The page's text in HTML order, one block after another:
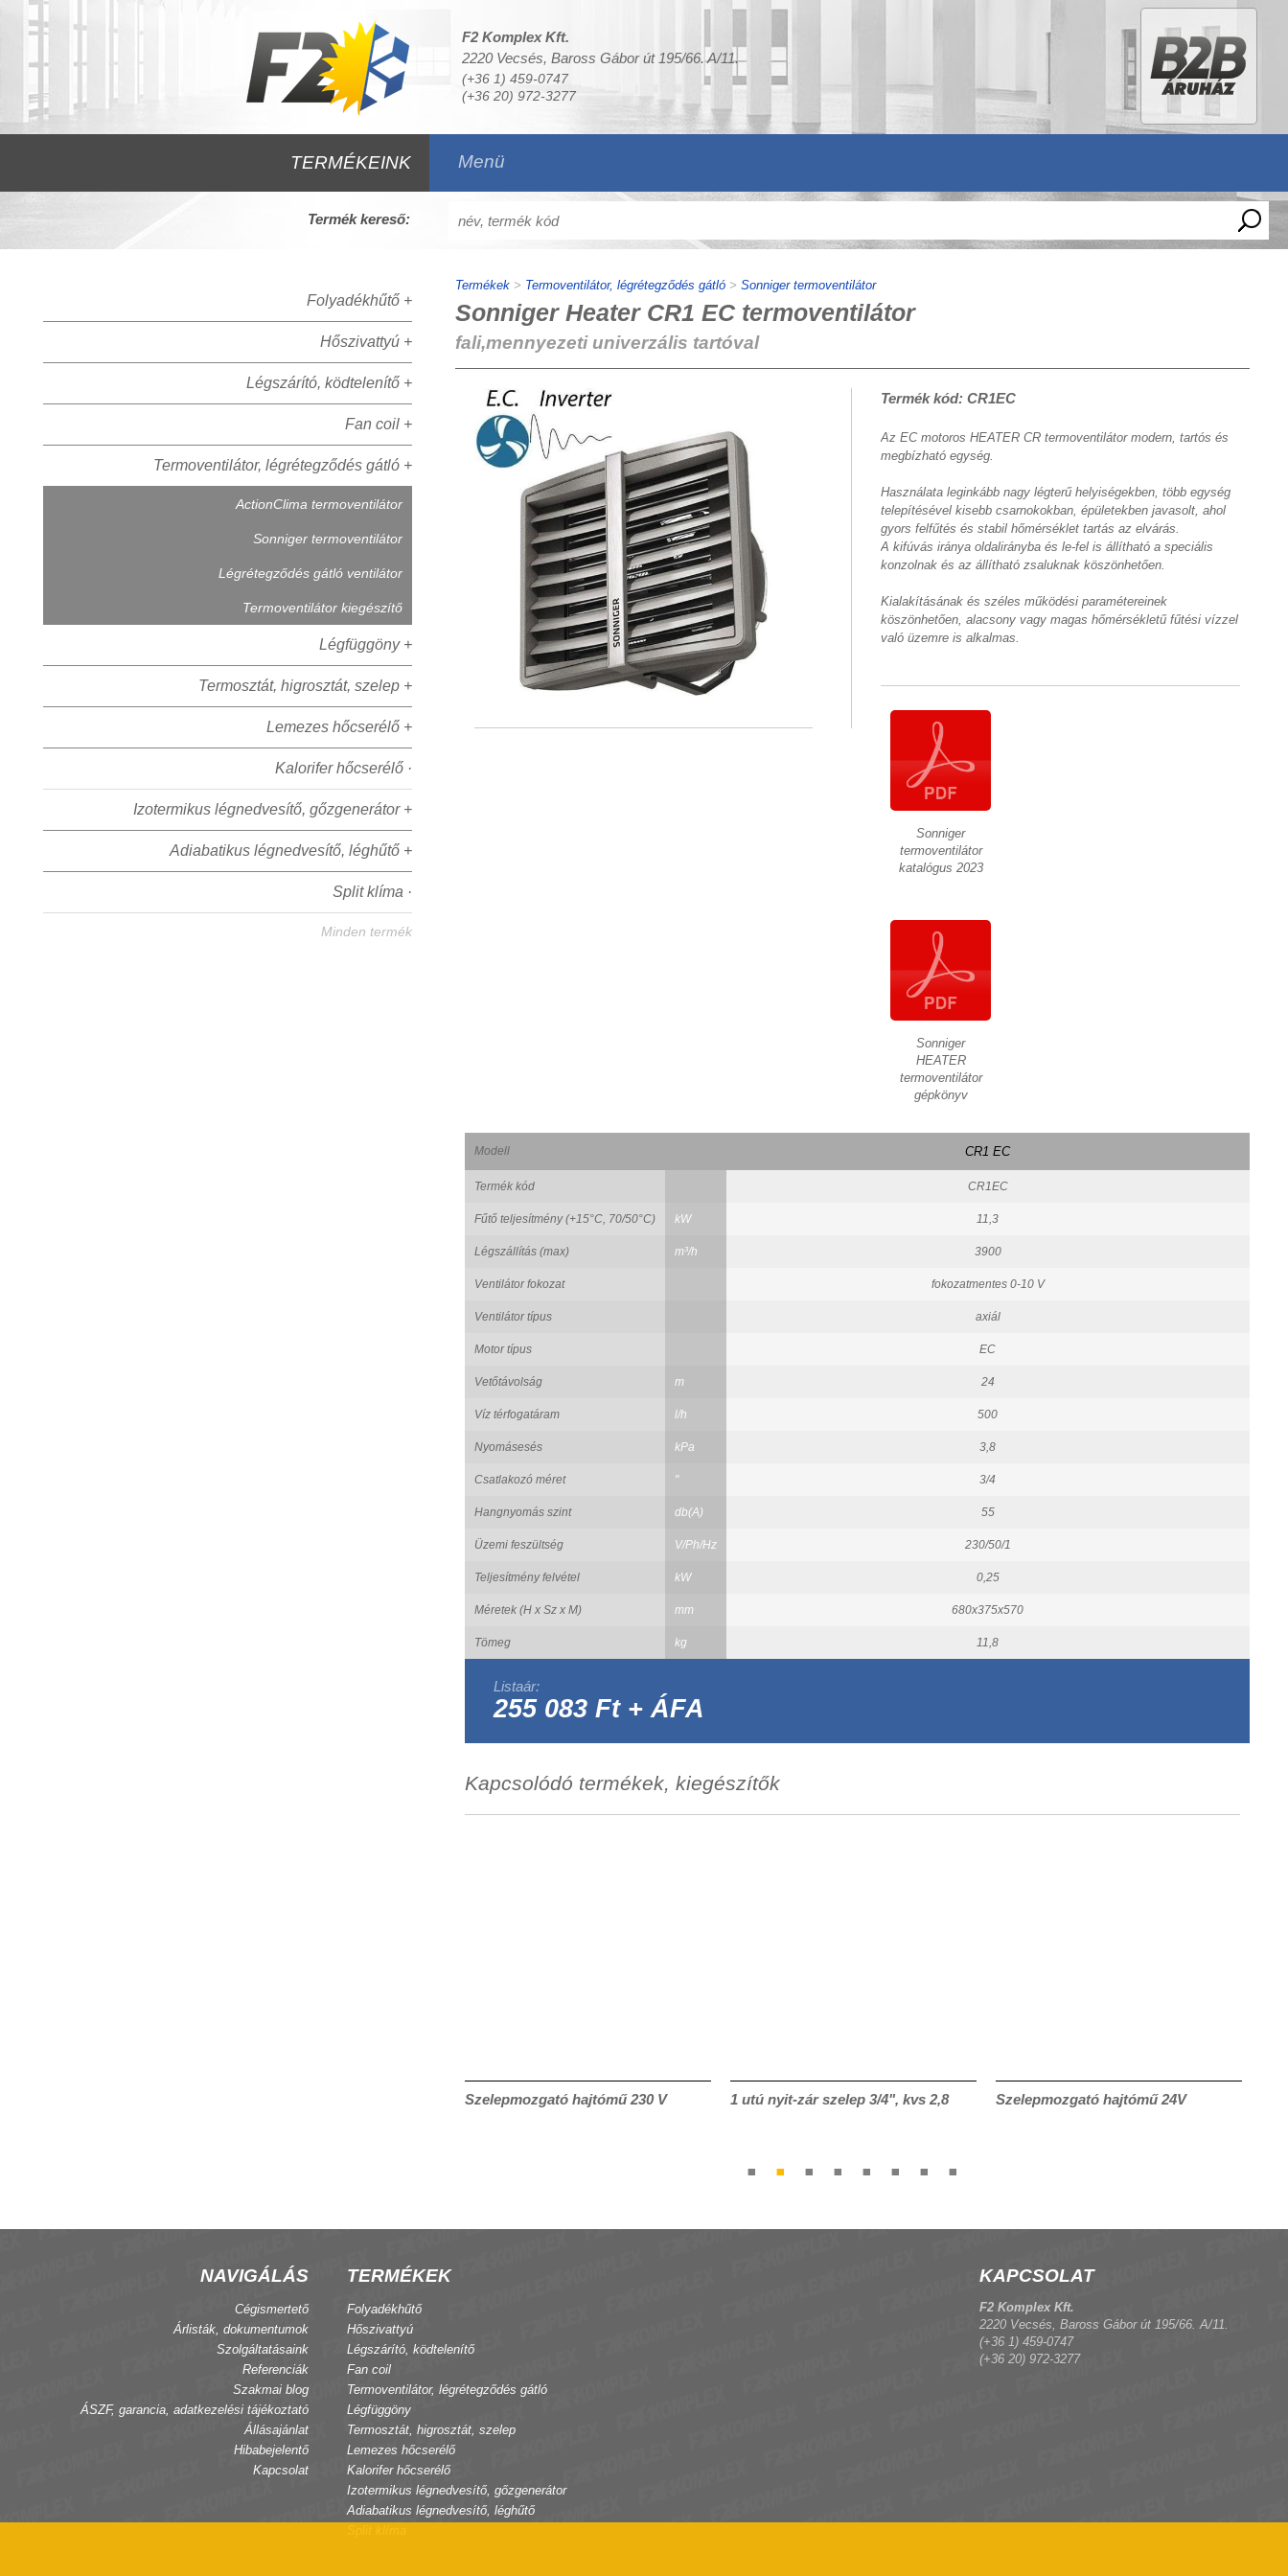
F2 Komplex Kft.
2220 Vecsés, Baross Gábor út 195/66. A/11.
(+36 1) 459-0747
(+36 20) 972-3277
TERMÉKEINK Menü
Termék kereső:
Folyadékhűtő +
Hőszivattyú +
Légszárító, ködtelenítő +
Fan coil +
Termoventilátor, légrétegződés gátló +
ActionClima termoventilátor
Sonniger termoventilátor
Légrétegződés gátló ventilátor
Termoventilátor kiegészítő
Légfüggöny +
Termosztát, higrosztát, szelep +
Lemezes hőcserélő +
Kalorifer hőcserélő ·
Izotermikus légnedvesítő, gőzgenerátor +
Adiabatikus légnedvesítő, léghűtő +
Split klíma ·
Minden termék
Termékek> Termoventilátor, légrétegződés gátló> Sonniger termoventilátor
Sonniger Heater CR1 EC termoventilátor
fali,mennyezeti univerzális tartóval
Termék kód: CR1EC
Az EC motoros HEATER CR termoventilátor modern, tartós és
megbízható egység.
Használata leginkább nagy légterű helyiségekben, több egység
telepítésével kisebb csarnokokban, épületekben javasolt, ahol
gyors felfűtés és stabil hőmérséklet tartás az elvárás.
A kifúvás iránya oldalirányba és le-fel is állítható a speciális
konzolnak és az állítható zsaluknak köszönhetően.
Kialakításának és széles működési paramétereinek
köszönhetően, alacsony vagy magas hőmérsékletű fűtési vízzel
való üzemre is alkalmas.
Sonniger
termoventilátor
katalógus 2023
Sonniger
HEATER
termoventilátor
gépkönyv
Modell CR1 EC
Termék kód CR1EC
Fűtő teljesítmény (+15°C, 70/50°C) kW 11,3
Légszállítás (max) m³/h 3900
Ventilátor fokozat fokozatmentes 0-10 V
Ventilátor típus axiál
Motor típus EC
Vetőtávolság m 24
Víz térfogatáram l/h 500
Nyomásesés kPa 3,8
Csatlakozó méret " 3/4
Hangnyomás szint db(A) 55
Üzemi feszültség V/Ph/Hz 230/50/1
Teljesítmény felvétel kW 0,25
Méretek (H x Sz x M) mm 680x375x570
Tömeg kg 11,8
Listaár:
255 083 Ft + ÁFA
Kapcsolódó termékek, kiegészítők
Szelepmozgató hajtómű 230 V 1 utú nyit-zár szelep 3/4", kvs 2,8 Szelepmozgató hajtómű 24V
NAVIGÁLÁS
Cégismertető
Árlisták, dokumentumok
Szolgáltatásaink
Referenciák
Szakmai blog
ÁSZF, garancia, adatkezelési tájékoztató
Állásajánlat
Hibabejelentő
Kapcsolat
TERMÉKEK
Folyadékhűtő
Hőszivattyú
Légszárító, ködtelenítő
Fan coil
Termoventilátor, légrétegződés gátló
Légfüggöny
Termosztát, higrosztát, szelep
Lemezes hőcserélő
Kalorifer hőcserélő
Izotermikus légnedvesítő, gőzgenerátor
Adiabatikus légnedvesítő, léghűtő
KAPCSOLAT
F2 Komplex Kft.
2220 Vecsés, Baross Gábor út 195/66. A/11.
(+36 1) 459-0747
(+36 20) 972-3277